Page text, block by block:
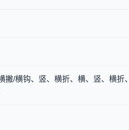
/横钩、竖、横折、横、竖、横折、